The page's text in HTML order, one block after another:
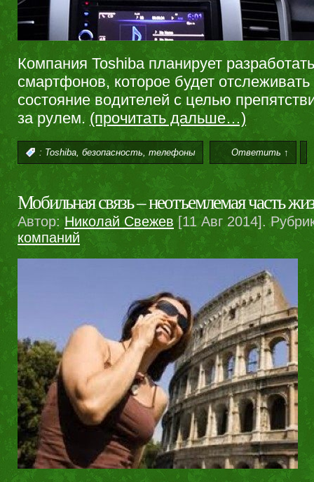
Компания Toshiba планирует
смартфонов, которое будет
состояние водителей с целью
за рулем. (прочитать дальше…)
: Toshiba, безопасность, телефоны Ответить ↑
Мобильная связь – неотъемлемая часть
Автор: Николай Свежев [11 Авг 2014].
компаний